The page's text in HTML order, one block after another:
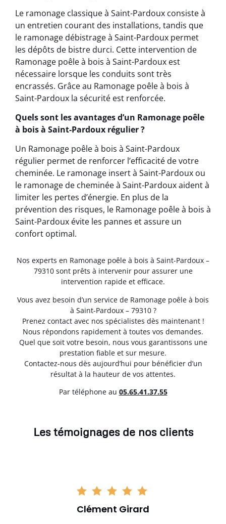
Le ramonage classique à Saint-Pardoux consiste à
un entretien courant des installations, tandis que
le ramonage débistrage à Saint-Pardoux permet
les dépôts de bistre durci. Cette intervention de
Ramonage poêle à bois à Saint-Pardoux est
nécessaire lorsque les conduits sont très
encrassés. Grâce au Ramonage poêle à bois à
Saint-Pardoux la sécurité est renforcée.
Quels sont les avantages d’un Ramonage poêle
à bois à Saint-Pardoux régulier ?
Un Ramonage poêle à bois à Saint-Pardoux
régulier permet de renforcer l’efficacité de votre
cheminée. Le ramonage insert à Saint-Pardoux ou
le ramonage de cheminée à Saint-Pardoux aident à
limiter les pertes d’énergie. En plus de la
prévention des risques, le Ramonage poêle à bois à
Saint-Pardoux évite les pannes et assure un
confort optimal.
Nos experts en Ramonage poêle à bois à Saint-Pardoux –
79310 sont prêts à intervenir pour assurer une
intervention rapide et efficace.
Vous avez besoin d’un service de Ramonage poêle à bois
à Saint-Pardoux – 79310 ?
Prenez contact avec nos spécialistes dès maintenant !
Nous répondons rapidement à toutes vos demandes.
Quel que soit votre besoin, nous vous garantissons une
prestation fiable et sur mesure.
Contactez-nous dès aujourd’hui pour bénéficier d’un
résultat à la hauteur de vos attentes.
Par téléphone au 05.65.41.37.55
Les témoignages de nos clients
Clément Girard